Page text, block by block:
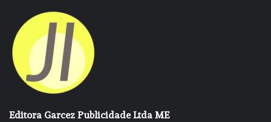
Editora Garcez Publicidade Ltda ME